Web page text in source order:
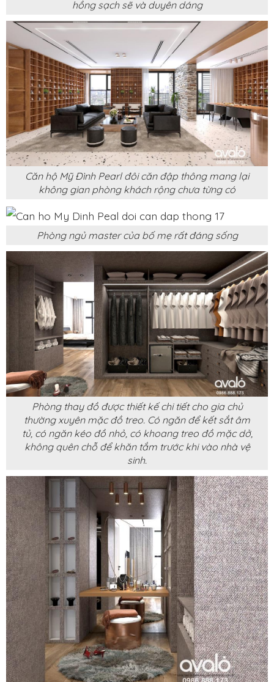
hồng sạch sẽ và duyên dáng
Căn hộ Mỹ Đình Pearl đôi căn đập thông mang lại
không gian phòng khách rộng chưa từng có
Phòng ngủ master của bố mẹ rất đáng sống
Phòng thay đồ được thiết kế chi tiết cho gia chủ
thường xuyên mặc đồ treo. Có ngăn để kết sắt âm
tủ, có ngăn kéo đồ nhỏ, có khoang treo đồ mặc dở,
không quên chỗ để khăn tắm trước khi vào nhà vệ
sinh.